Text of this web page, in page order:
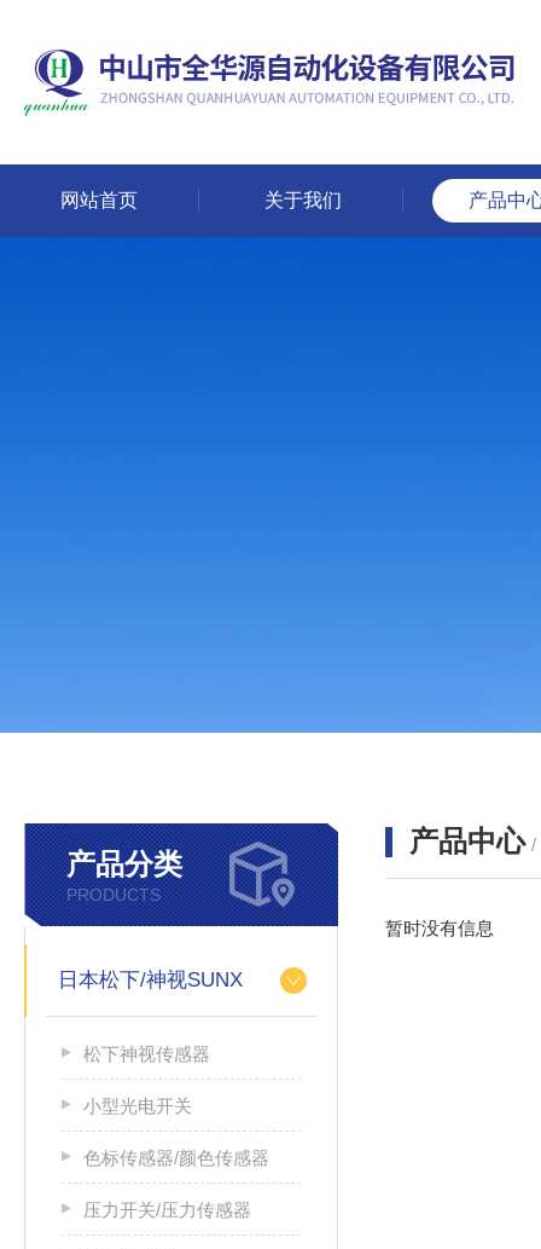
网站首页 关于我们 产品中
产品分类
PRODUCTS
日本松下/神视SUNX
松下神视传感器
小型光电开关
色标传感器/颜色传感器
压力开关/压力传感器
产品中心 /
暂时没有信息